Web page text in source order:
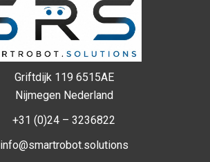
Griftdijk 119 6515AE
Nijmegen Nederland
+31 (0)24 – 3236822
info@smartrobot.solutions